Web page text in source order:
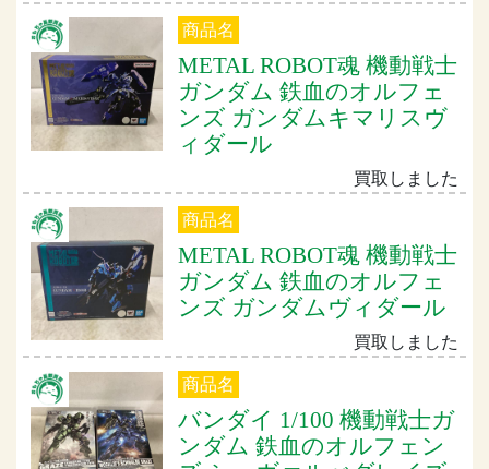
商品名
METAL ROBOT魂 機動戦士
ガンダム 鉄血のオルフェ
ンズ ガンダムキマリスヴ
ィダール
買取しました
商品名
METAL ROBOT魂 機動戦士
ガンダム 鉄血のオルフェ
ンズ ガンダムヴィダール
買取しました
商品名
バンダイ 1/100 機動戦士ガ
ンダム 鉄血のオルフェン